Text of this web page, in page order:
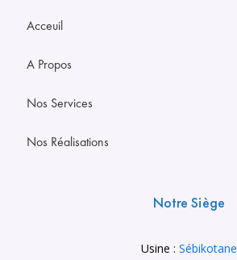
Acceuil
A Propos
Nos Services
Nos Réalisations
Notre Siège
Usine : Sébikotane